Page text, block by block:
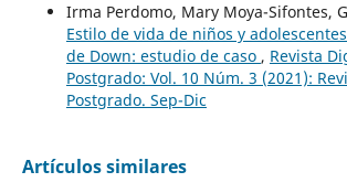
Irma Perdomo, Mary Moya-Sifontes,
Estilo de vida de niños y
de Down: estudio de caso , Revista
Postgrado: Vol. 10 Núm. 3 (2021):
Postgrado. Sep-Dic
Artículos similares